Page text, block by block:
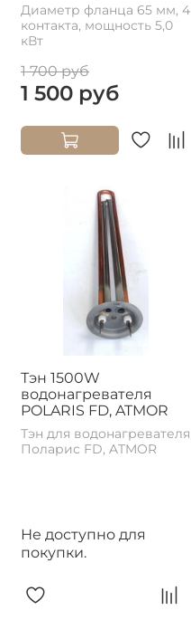
Диаметр фланца 65 мм, 4
контакта, мощность 5,0
кВт
1 700 руб
1 500 руб
Тэн 1500W
водонагревателя
POLARIS FD, ATMOR
Тэн для водонагревателя
Поларис FD, ATMOR
Не доступно для
покупки.